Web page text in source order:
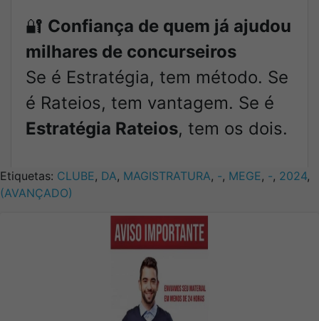
🔐 Confiança de quem já ajudou
milhares de concurseiros
Se é Estratégia, tem método. Se
é Rateios, tem vantagem. Se é
Estratégia Rateios, tem os dois.
Etiquetas: CLUBE , DA, MAGISTRATURA, -, MEGE , -, 2024,
(AVANÇADO)